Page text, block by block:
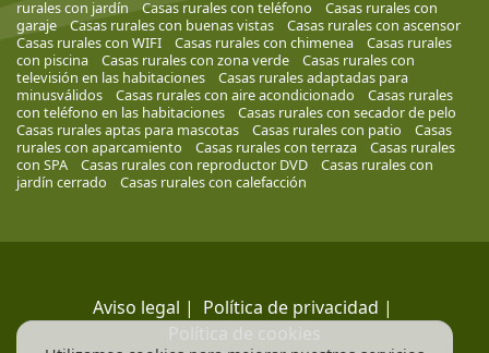
rurales con jardín
Casas rurales con teléfono
Casas rurales con
garaje
Casas rurales con buenas vistas
Casas rurales con ascensor
Casas rurales con WIFI
Casas rurales con chimenea
Casas rurales
con piscina
Casas rurales con zona verde
Casas rurales con
televisión en las habitaciones
Casas rurales adaptadas para
minusválidos
Casas rurales con aire acondicionado
Casas rurales
con teléfono en las habitaciones
Casas rurales con secador de pelo
Casas rurales aptas para mascotas
Casas rurales con patio
Casas
rurales con aparcamiento
Casas rurales con terraza
Casas rurales
con SPA
Casas rurales con reproductor DVD
Casas rurales con
jardín cerrado
Casas rurales con calefacción
Aviso legal | Política de privacidad |
Política de cookies